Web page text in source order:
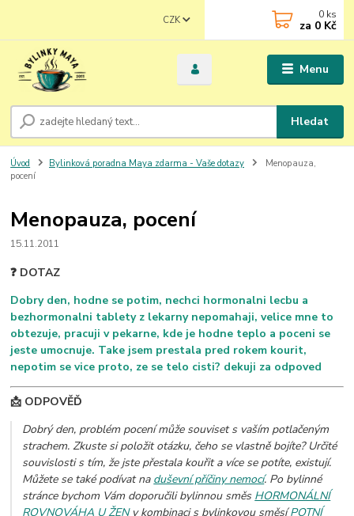
Menu
CZK
Hledat
0 ks
za 0 Kč
Úvod Bylinková poradna Maya zdarma - Vaše dotazy
Menopauza,
pocení
Menopauza, pocení
15.11.2011
❓ DOTAZ
Dobry den, hodne se potim, nechci hormonalni lecbu a
bezhormonalni tablety z lekarny nepomahaji, velice mne to
obtezuje, pracuji v pekarne, kde je hodne teplo a poceni se
jeste umocnuje. Take jsem prestala pred rokem kourit,
nepotim se vice proto, ze se telo cisti? dekuji za odpoved
📩 ODPOVĚĎ
Dobrý den, problém pocení může souviset s vaším potlačeným
strachem. Zkuste si položit otázku, čeho se vlastně bojíte? Určité
souvislosti s tím, že jste přestala kouřit a více se potíte, existují.
Můžete se také podívat na duševní příčiny nemocí. Po bylinné
stránce bychom Vám doporučili bylinnou směs HORMONÁLNÍ
ROVNOVÁHA U ŽENv kombinaci s bylinkovou směsíPOTNÍ